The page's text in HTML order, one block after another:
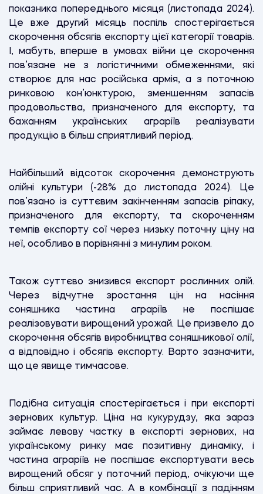
показника попереднього місяця (листопада 2024).
Це вже другий місяць поспіль спостерігається
скорочення обсягів експорту цієї категорії товарів.
І, мабуть, вперше в умовах війни це скорочення
пов’язане не з логістичними обмеженнями, які
створює для нас російська армія, а з поточною
ринковою кон’юнктурою, зменшенням запасів
продовольства, призначеного для експорту, та
бажанням українських аграріїв реалізувати
продукцію в більш сприятливий період.
Найбільший відсоток скорочення демонструють
олійні культури (-28% до листопада 2024). Це
пов’язано із суттєвим закінченням запасів ріпаку,
призначеного для експорту, та скороченням
темпів експорту сої через низьку поточну ціну на
неї, особливо в порівнянні з минулим роком.
Також суттєво знизився експорт рослинних олій.
Через відчутне зростання цін на насіння
соняшника частина аграріїв не поспішає
реалізовувати вирощений урожай. Це призвело до
скорочення обсягів виробництва соняшникової олії,
а відповідно і обсягів експорту. Варто зазначити,
що це явище тимчасове.
Подібна ситуація спостерігається і при експорті
зернових культур. Ціна на кукурудзу, яка зараз
займає левову частку в експорті зернових, на
українському ринку має позитивну динаміку, і
частина аграріїв не поспішає експортувати весь
вирощений обсяг у поточний період, очікуючи ще
більш сприятливий час. А в комбінації з падінням